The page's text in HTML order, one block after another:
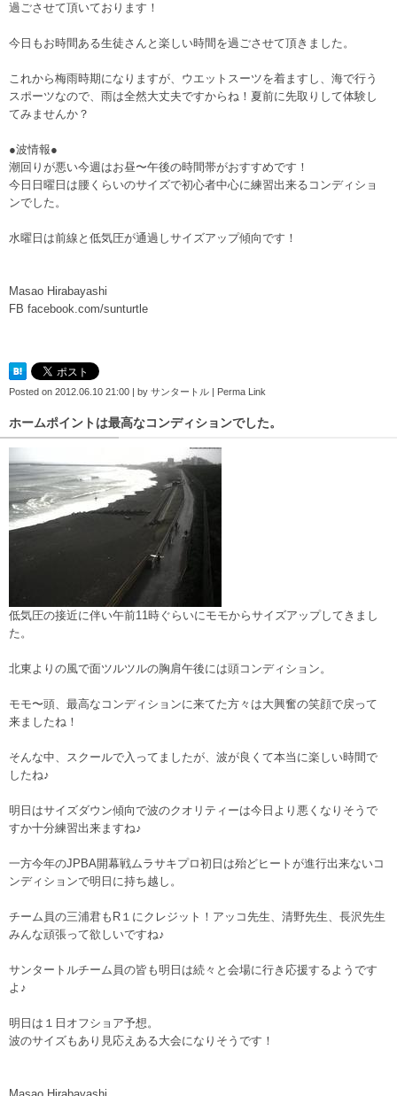
過ごさせて頂いております！
今日もお時間ある生徒さんと楽しい時間を過ごさせて頂きました。
これから梅雨時期になりますが、ウエットスーツを着ますし、海で行う
スポーツなので、雨は全然大丈夫ですからね！夏前に先取りして体験し
てみませんか？
●波情報●
潮回りが悪い今週はお昼〜午後の時間帯がおすすめです！
今日日曜日は腰くらいのサイズで初心者中心に練習出来るコンディショ
ンでした。
水曜日は前線と低気圧が通過しサイズアップ傾向です！
Masao Hirabayashi
FB facebook.com/sunturtle
Posted on 2012.06.10 21:00 by サンタートル Perma Link
ホームポイントは最高なコンディションでした。
低気圧の接近に伴い午前11時ぐらいにモモからサイズアップしてきまし
た。
北東よりの風で面ツルツルの胸肩午後には頭コンディション。
モモ〜頭、最高なコンディションに来てた方々は大興奮の笑顔で戻って
来ましたね！
そんな中、スクールで入ってましたが、波が良くて本当に楽しい時間で
したね♪
明日はサイズダウン傾向で波のクオリティーは今日より悪くなりそうで
すか十分練習出来ますね♪
一方今年のJPBA開幕戦ムラサキプロ初日は殆どヒートが進行出来ないコ
ンディションで明日に持ち越し。
チーム員の三浦君もR１にクレジット！アッコ先生、清野先生、長沢先生
みんな頑張って欲しいですね♪
サンタートルチーム員の皆も明日は続々と会場に行き応援するようです
よ♪
明日は１日オフショア予想。
波のサイズもあり見応えある大会になりそうです！